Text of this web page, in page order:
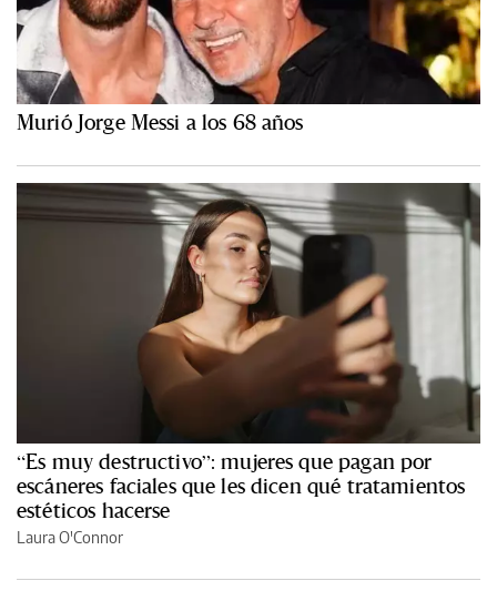
Murió Jorge Messi a los 68 años
“Es muy destructivo”: mujeres que pagan por
escáneres faciales que les dicen qué tratamientos
estéticos hacerse
Laura O'Connor